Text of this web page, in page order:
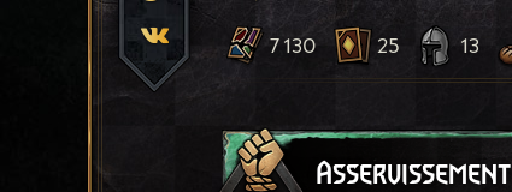
7 130 25 13
Asservissement